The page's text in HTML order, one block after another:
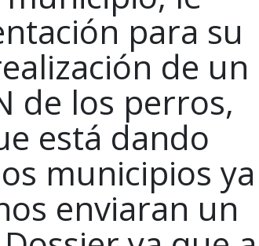
para su
de un
de los perros,
está dando
municipios ya
enviaran un